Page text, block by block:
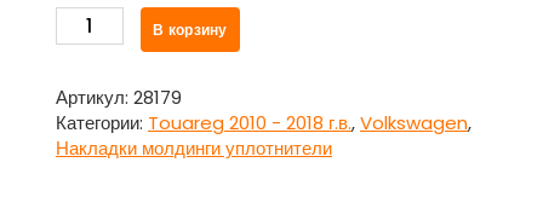
Количество
товара
резиновый
двери
задней
В корзину
Артикул: 28179
Категории: Touareg 2010 - 2018 г.в.,Volkswagen,
Накладки молдинги уплотнители